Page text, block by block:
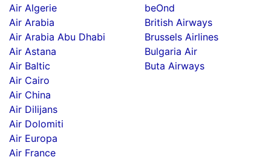
Air Algerie
Air Arabia
Air Arabia Abu Dhabi
Air Astana
Air Baltic
Air Cairo
Air China
Air Dilijans
Air Dolomiti
Air Europa
Air France
beOnd
British Airways
Brussels Airlines
Bulgaria Air
Buta Airways